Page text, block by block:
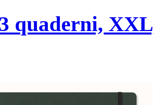
quaderni,